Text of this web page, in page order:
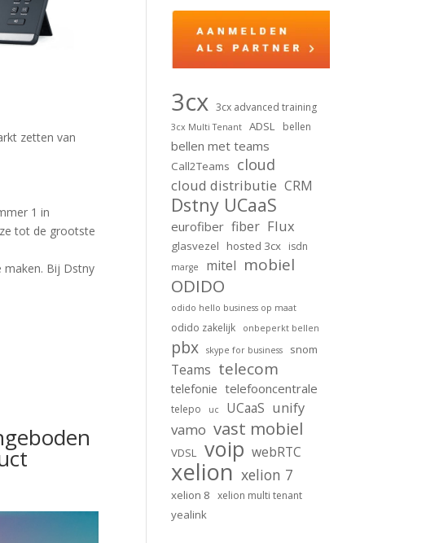
zetten van
1 in
tot de grootste
maken. Bij Dstny
3cx 3cx advanced training
3cx Multi Tenant ADSL bellen
bellen met teams
Call2Teams cloud
cloud distributie CRM
Dstny UCaaS
eurofiber fiber Flux
glasvezel hosted 3cx isdn
marge mitel mobiel
ODIDO
odido hello business op maat
odido zakelijk onbeperkt bellen
pbx skype for business snom
Teams telecom
telefonie telefooncentrale
telepo uc UCaaS unify
vamo vast mobiel
VDSL voip webRTC
xelion xelion 7
xelion 8 xelion multi tenant
yealink